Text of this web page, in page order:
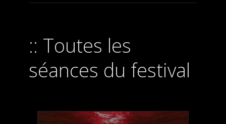
Toutes les
séances du festival